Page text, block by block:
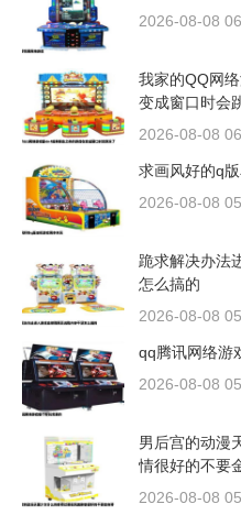
2026-08-08
我家的QQ网
变成窗口时会
2026-08-08
求画风好的q
2026-08-08
跪求解决办法
怎么搞的
2026-08-08
qq腾讯网络游
2026-08-08
男后宫的动漫
情很好的不要
2026-08-08